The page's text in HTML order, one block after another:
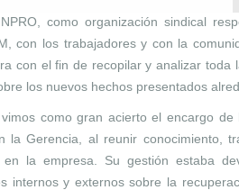
como organización sindical
con los trabajadores y con la
con el fin de recopilar y analizar toda
los nuevos hechos presentados
como gran acierto el encargo
la Gerencia, al reunir conocimiento,
en la empresa. Su gestión estaba
internos y externos sobre la